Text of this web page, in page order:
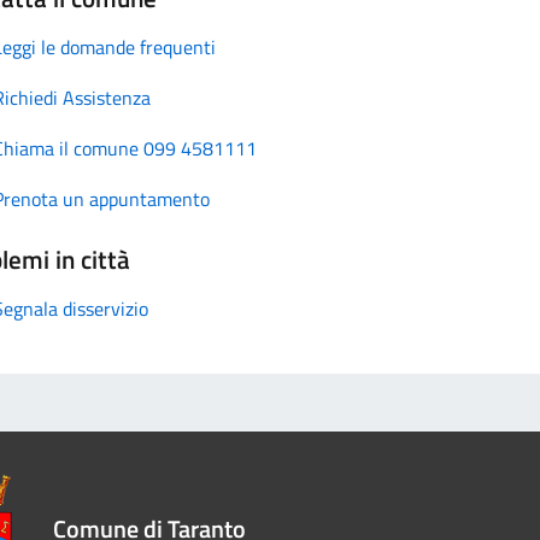
le domande frequenti
Assistenza
il comune 099 4581111
un appuntamento
in città
disservizio
Comune di Taranto